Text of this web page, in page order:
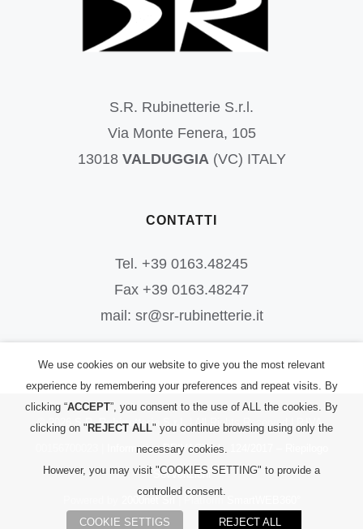
S.R. Rubinetterie S.r.l.
Via Monte Fenera, 105
13018 VALDUGGIA(VC) ITALY
CONTATTI
Tel. +39 0163.48245
Fax +39 0163.48247
mail: sr@sr-rubinetterie.it
© 2026 S.R. Rubinetterie S.r.l. | All Rights Reserved | P.IVA:
Informativa PRIVACY|L. 124/2017 – Riepilogo
Sovvenzioni
We use cookies on our website to give you the most relevant
experience by remembering your preferences and repeat visits. By
clicking “ACCEPT”, you consent to the use of ALL the cookies. By
clicking on " REJECT ALL" you continue browsing using only the
necessary cookies.
However, you may visit "COOKIES SETTING" to provide a
controlled consent.
COOKIE SETTIGS REJECT ALL